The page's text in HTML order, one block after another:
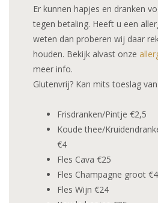
Er kunnen hapjes en dranken
tegen betaling. Heeft u een
weten dan proberen wij daar
houden. Bekijk alvast onze
meer info.
Glutenvrij? Kan mits toeslag
Frisdranken/Pintje €2,5
Koude thee/
€4
Fles Cava €25
Fles Champagne groot
Fles Wijn €24